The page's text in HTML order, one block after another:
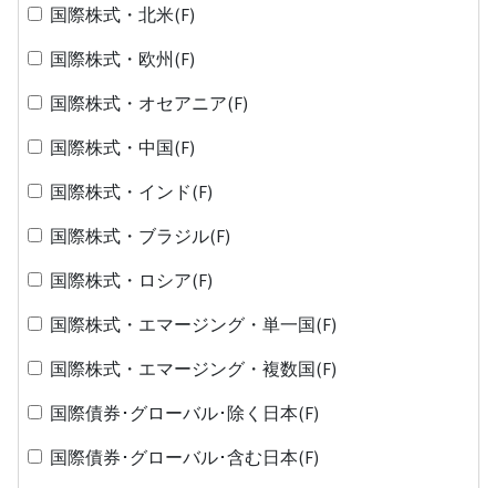
国際株式・北米(F)
国際株式・欧州(F)
国際株式・オセアニア(F)
国際株式・中国(F)
国際株式・インド(F)
国際株式・ブラジル(F)
国際株式・ロシア(F)
国際株式・エマージング・単一国(F)
国際株式・エマージング・複数国(F)
国際債券･グローバル･除く日本(F)
国際債券･グローバル･含む日本(F)